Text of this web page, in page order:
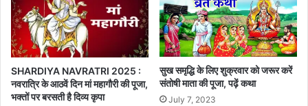
SHARDIYA NAVRATRI 2025 :
नवरात्रि के आठवें दिन मां महागौरी की पूजा,
भक्तों पर बरसती है दिव्य कृपा
सुख समृद्धि के लिए शुक्रवार को जरूर करें
संतोषी माता की पूजा, पढ़ें कथा
July 7, 2023